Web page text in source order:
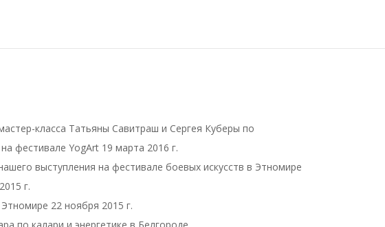
класса Татьяны Савитраш и Сергея Куберы по
фестивале YogArt 19 марта 2016 г.
выступления на фестивале боевых искусств в Этномире
г.
22 ноября 2015 г.